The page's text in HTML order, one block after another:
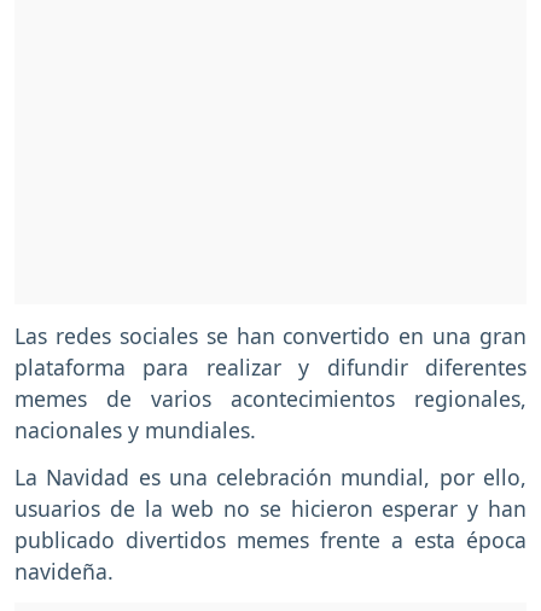
Las redes sociales se han convertido en una gran
plataforma para realizar y difundir diferentes
memes de varios acontecimientos regionales,
nacionales y mundiales.
La Navidad es una celebración mundial, por ello,
usuarios de la web no se hicieron esperar y han
publicado divertidos memes frente a esta época
navideña.